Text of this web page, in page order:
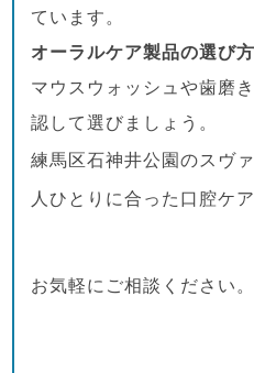
ています。
オーラルケア製品の選び
マウスウォッシュや歯磨
認して選びましょう。
練馬区石神井公園のスヴ
人ひとりに合った口腔ケ
お気軽にご相談ください。